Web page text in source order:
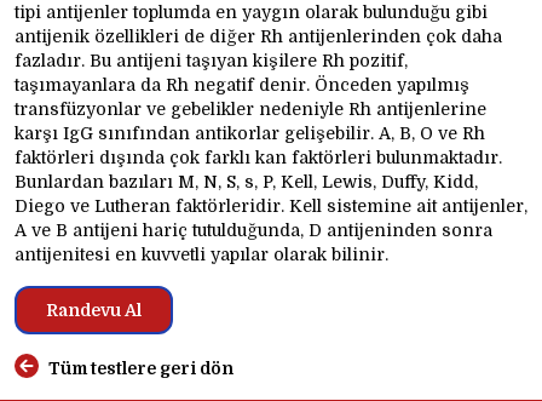
tipi antijenler toplumda en yaygın olarak bulunduğu gibi
antijenik özellikleri de diğer Rh antijenlerinden çok daha
fazladır. Bu antijeni taşıyan kişilere Rh pozitif,
taşımayanlara da Rh negatif denir. Önceden yapılmış
transfüzyonlar ve gebelikler nedeniyle Rh antijenlerine
karşı IgG sınıfından antikorlar gelişebilir. A, B, O ve Rh
faktörleri dışında çok farklı kan faktörleri bulunmaktadır.
Bunlardan bazıları M, N, S, s, P, Kell, Lewis, Duffy, Kidd,
Diego ve Lutheran faktörleridir. Kell sistemine ait antijenler,
A ve B antijeni hariç tutulduğunda, D antijeninden sonra
antijenitesi en kuvvetli yapılar olarak bilinir.
Randevu Al
Tüm testlere geri dön